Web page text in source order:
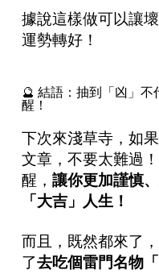
據說這樣做可以讓
運勢轉好！
🔮 結語：抽到「凶」
醒！
下次來淺草寺，如
文章，不要太難過
醒， 讓你更加謹慎
「大吉」人生！
而且，既然都來了
了去吃個雷門名物